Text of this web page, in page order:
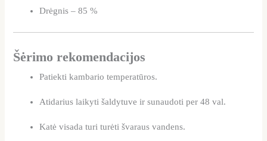
Drėgnis – 85 %
Šėrimo rekomendacijos
Patiekti kambario temperatūros.
Atidarius laikyti šaldytuve ir sunaudoti per 48 val.
Katė visada turi turėti švaraus vandens.